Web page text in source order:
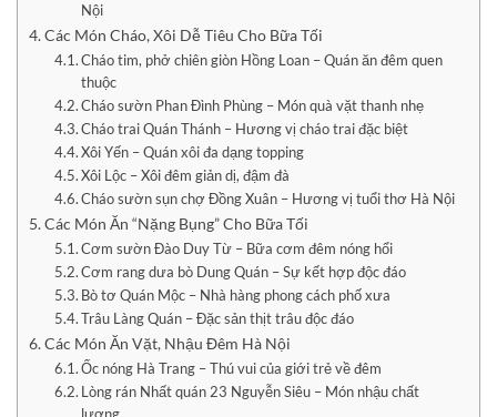
Nội
Các Món Cháo, Xôi Dễ Tiêu Cho Bữa Tối
Cháo tim, phở chiên giòn Hồng Loan – Quán ăn đêm quen
thuộc
Cháo sườn Phan Đình Phùng – Món quà vặt thanh nhẹ
Cháo trai Quán Thánh – Hương vị cháo trai đặc biệt
Xôi Yến – Quán xôi đa dạng topping
Xôi Lộc – Xôi đêm giản dị, đậm đà
Cháo sườn sụn chợ Đồng Xuân – Hương vị tuổi thơ Hà Nội
Các Món Ăn “Nặng Bụng” Cho Bữa Tối
Cơm sườn Đào Duy Từ – Bữa cơm đêm nóng hổi
Cơm rang dưa bò Dung Quán – Sự kết hợp độc đáo
Bò tơ Quán Mộc – Nhà hàng phong cách phố xưa
Trâu Làng Quán – Đặc sản thịt trâu độc đáo
Các Món Ăn Vặt, Nhậu Đêm Hà Nội
Ốc nóng Hà Trang – Thú vui của giới trẻ về đêm
Lòng rán Nhất quán 23 Nguyễn Siêu – Món nhậu chất